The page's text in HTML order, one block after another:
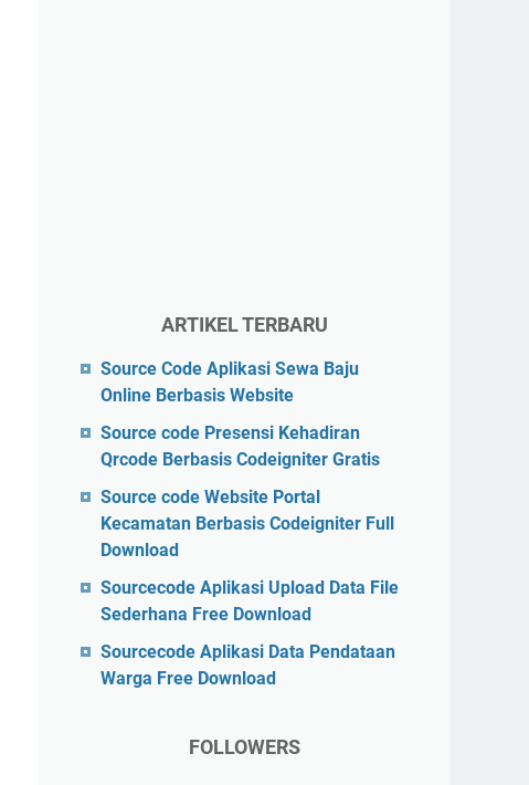
ARTIKEL TERBARU
Source Code Aplikasi Sewa Baju
Online Berbasis Website
Source code Presensi Kehadiran
Qrcode Berbasis Codeigniter Gratis
Source code Website Portal
Kecamatan Berbasis Codeigniter Full
Download
Sourcecode Aplikasi Upload Data File
Sederhana Free Download
Sourcecode Aplikasi Data Pendataan
Warga Free Download
FOLLOWERS